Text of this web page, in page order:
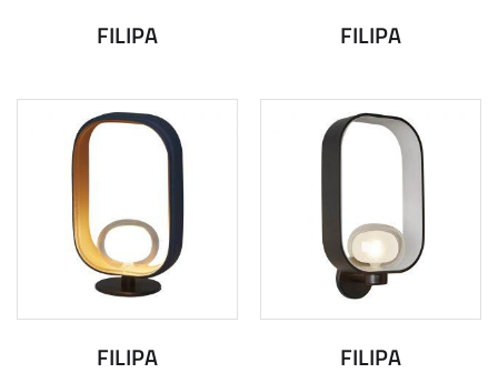
FILIPA FILIPA
FILIPA FILIPA